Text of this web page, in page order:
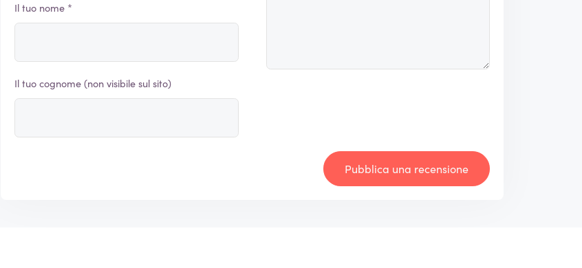
Il tuo nome *
Il tuo cognome (non visibile sul sito)
Pubblica una recensione